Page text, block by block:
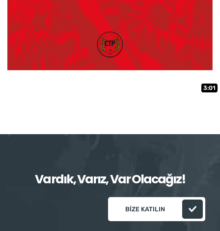
3:01
Vardık, Varız, Var Olacağız!
BIZE KATILIN